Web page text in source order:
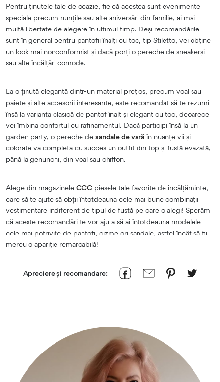
Pentru ținutele tale de ocazie, fie că acestea sunt evenimente
speciale precum nunțile sau alte aniversări din familie, ai mai
multă libertate de alegere în ultimul timp. Deși recomandările
sunt în general pentru pantofii înalți cu toc, tip Stiletto, vei obține
un look mai nonconformist și dacă porți o pereche de sneakerși
sau alte încălțări comode.
La o ținută elegantă dintr-un material prețios, precum voal sau
paiete și alte accesorii interesante, este recomandat să te rezumi
însă la varianta clasică de pantof înalt și elegant cu toc, deoarece
vei îmbina confortul cu rafinamentul. Dacă participi însă la un
garden party, o pereche de sandale de varăîn nuanțe vii și
colorate va completa cu succes un outfit din top și fustă evazată,
până la genunchi, din voal sau chiffon.
Alege din magazinele CCC piesele tale favorite de încălțăminte,
care să te ajute să obții întotdeauna cele mai bune combinații
vestimentare indiferent de tipul de fustă pe care o alegi! Sperăm
că aceste recomandări te vor ajuta să ai întotdeauna modelele
cele mai potrivite de pantofi, cizme ori sandale, astfel încât să fii
mereu o apariție remarcabilă!
Apreciere și recomandare: